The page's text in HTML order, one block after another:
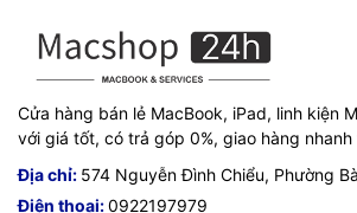
Cửa hàng bán lẻ MacBook, iPad, linh kiện
với giá tốt, có trả góp 0%, giao hàng
Địa chỉ: 574 Nguyễn Đình Chiểu, Phường
Điện thoại:0922197979